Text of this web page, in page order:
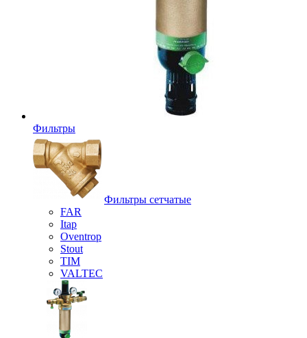
Фильтры
Фильтры сетчатые
FAR
Itap
Oventrop
Stout
TIM
VALTEC